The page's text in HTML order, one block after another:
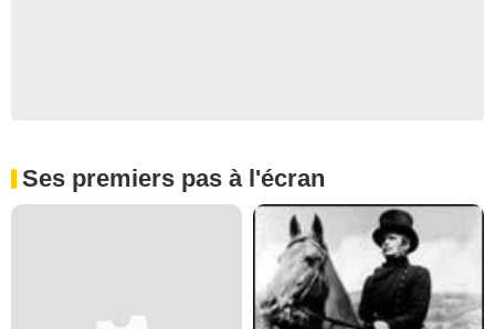
Ses premiers pas à l'écran